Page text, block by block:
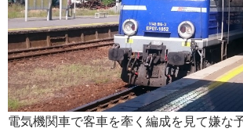
電気機関車で客車を牽く編成を見て嫌な